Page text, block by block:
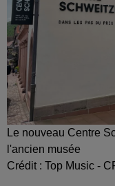
Le nouveau Centre
l'ancien musée
Crédit : Top Music -